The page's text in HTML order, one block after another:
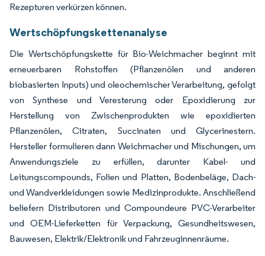
Rezepturen verkürzen können.
Wertschöpfungskettenanalyse
Die Wertschöpfungskette für Bio-Weichmacher beginnt mit
erneuerbaren Rohstoffen (Pflanzenölen und anderen
biobasierten Inputs) und oleochemischer Verarbeitung, gefolgt
von Synthese und Veresterung oder Epoxidierung zur
Herstellung von Zwischenprodukten wie epoxidierten
Pflanzenölen, Citraten, Succinaten und Glycerinestern.
Hersteller formulieren dann Weichmacher und Mischungen, um
Anwendungsziele zu erfüllen, darunter Kabel- und
Leitungscompounds, Folien und Platten, Bodenbeläge, Dach-
und Wandverkleidungen sowie Medizinprodukte. Anschließend
beliefern Distributoren und Compoundeure PVC-Verarbeiter
und OEM-Lieferketten für Verpackung, Gesundheitswesen,
Bauwesen, Elektrik/Elektronik und Fahrzeuginnenräume.